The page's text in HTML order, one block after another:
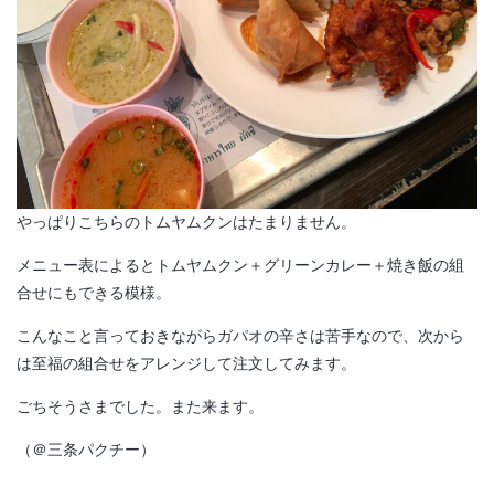
やっぱりこちらのトムヤムクンはたまりません。
メニュー表によるとトムヤムクン＋グリーンカレー＋焼き飯の組
合せにもできる模様。
こんなこと言っておきながらガパオの辛さは苦手なので、次から
は至福の組合せをアレンジして注文してみます。
ごちそうさまでした。また来ます。
（＠三条パクチー）